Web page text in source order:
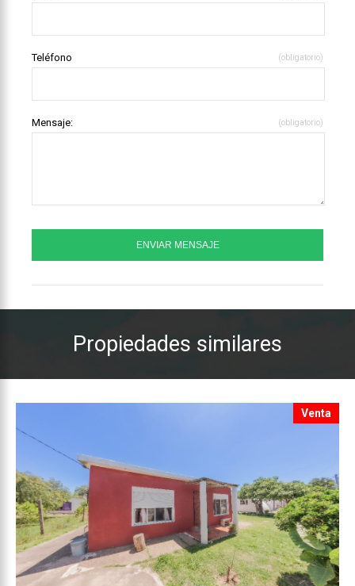
Teléfono (obligatorio)
Mensaje: (obligatorio)
Propiedades similares
Venta